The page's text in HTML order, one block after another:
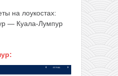
на лоукостах:
— Куала-Лумпур